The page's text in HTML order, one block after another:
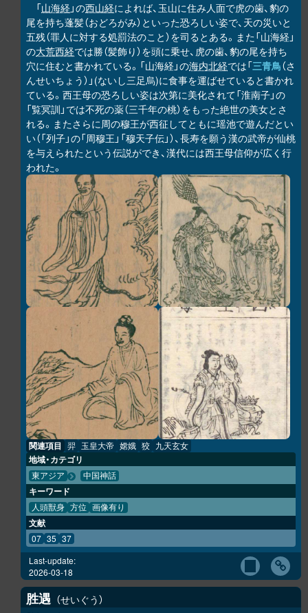
「山海経 」の西山経によれば、玉山に住み人面で虎の歯、豹の
尾を持ち蓬髪（おどろがみ）といった恐ろしい姿で、天の災いと
五残（罪人に対する処罰法のこと）を司るとある。また「山海経」
の大荒西経では勝（髪飾り）を頭に乗せ、虎の歯、豹の尾を持ち
穴に住むと書かれている。「山海経」の海内北経では「三青鳥（さ
んせいちょう）」(ないし三足烏)に食事を運ばせていると書かれ
ている。西王母の恐ろしい姿は次第に美化されて「淮南子」の
「覧冥訓」では不死の薬（三千年の桃）をもった絶世の美女とさ
れる。またさらに周の穆王が西征してともに瑶池で遊んだとい
い（「列子」の「周穆王」「穆天子伝」）、長寿を願う漢の武帝が仙桃
を与えられたという伝説ができ、漢代には西王母信仰が広く行
われた。
関連項目 羿 玉皇大帝 嫦娥 狡 九天玄女
地域・カテゴリ
東アジア 中国神話
キーワード
人頭獣身 方位 画像有り
文献
07 35 37
Last-update:
2026-03-18
胜遇 せいぐう